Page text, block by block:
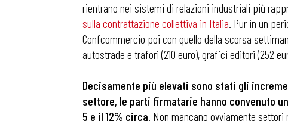
rientrano nei sistemi di relazioni industriali più
sulla contrattazione collettiva in Italia. Pur in un
Confcommercio poi con quello della scorsa
autostrade e trafori (210 euro), grafici editori (252
Decisamente più elevati sono stati gli
settore, le parti firmatarie hanno convenuto
5 e il 12% circa. Non mancano ovviamente settori